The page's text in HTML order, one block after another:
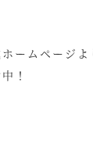
ームページよ
！